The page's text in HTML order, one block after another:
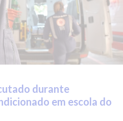
durante
em escola do